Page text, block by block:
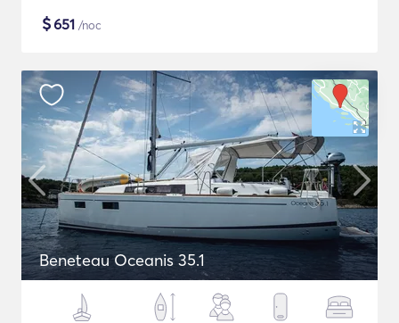
$651 /noc
Beneteau Oceanis 35.1